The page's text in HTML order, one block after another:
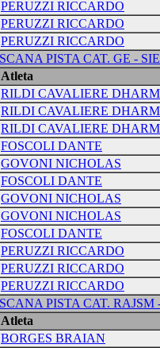
PERUZZI RICCARDO
PERUZZI RICCARDO
PERUZZI RICCARDO
PISTA CAT. GE -
Atleta
RILDI CAVALIERE
RILDI CAVALIERE
RILDI CAVALIERE
FOSCOLI DANTE
GOVONI NICHOLAS
FOSCOLI DANTE
GOVONI NICHOLAS
GOVONI NICHOLAS
FOSCOLI DANTE
PERUZZI RICCARDO
PERUZZI RICCARDO
PERUZZI RICCARDO
PISTA CAT. RAJSM
Atleta
BORGES BRAIAN